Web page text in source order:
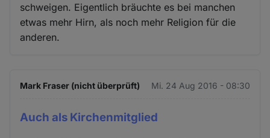
schweigen. Eigentlich bräuchte es bei manchen
etwas mehr Hirn, als noch mehr Religion für die
anderen.
Mark Fraser (nicht überprüft) Mi. 24 Aug 2016 - 08:30
Auch als Kirchenmitglied